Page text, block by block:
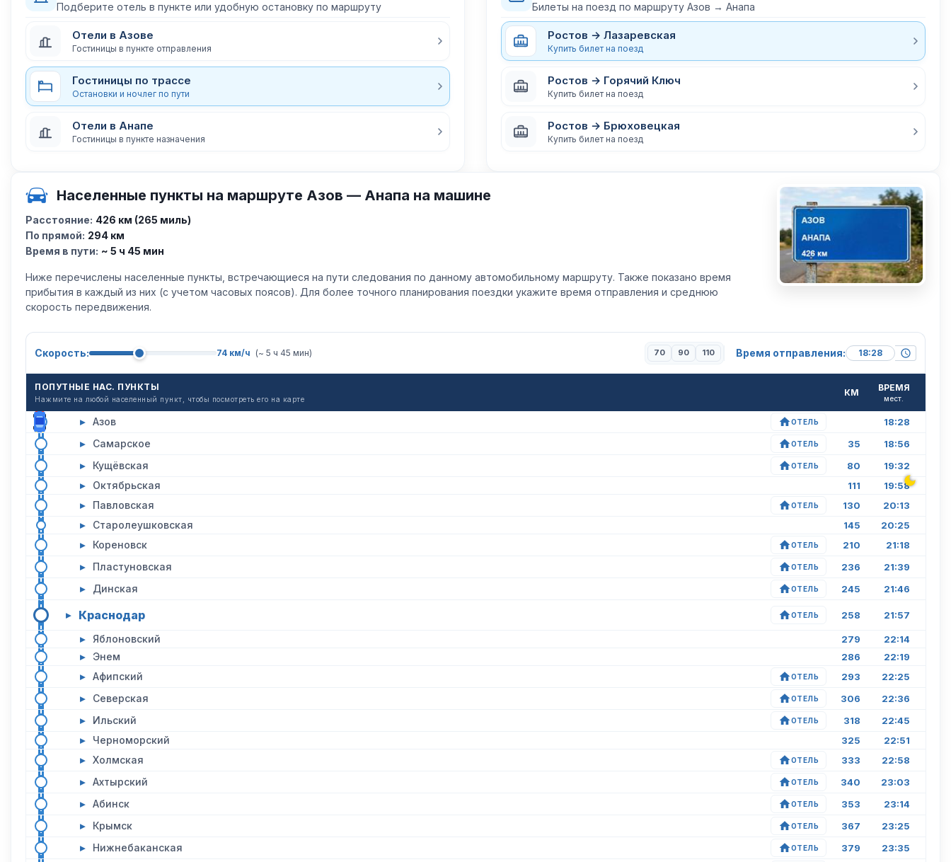
Подберите отель в пункте или удобную остановку по маршруту
Отели в Азове
Гостиницы в пункте отправления
Гостиницы по трассе
Остановки и ночлег по пути
Отели в Анапе
Гостиницы в пункте назначения
Билеты на поезд по маршруту Азов → Анапа
Ростов → Лазаревская
Купить билет на поезд
Ростов → Горячий Ключ
Купить билет на поезд
Ростов → Брюховецкая
Купить билет на поезд
Населенные пункты на маршруте Азов — Анапа на машине
Расстояние: 426 км (265 миль)
По прямой: 294 км
Время в пути: ~ 5 ч 45 мин
Ниже перечислены населенные пункты, встречающиеся на пути следования по данному автомобильному маршруту. Также показано время
прибытия в каждый из них (с учетом часовых поясов). Для более точного планирования поездки укажите время отправления и среднюю
скорость передвижения.
Скорость: 74 км/ч (~ 5 ч 45 мин) 70 90 110 Время отправления:
ПОПУТНЫЕ НАС. ПУНКТЫ
Нажмите на любой населенный пункт, чтобы посмотреть его на карте
КМ ВРЕМЯ
мест.
▸ Азов ОТЕЛЬ 18:28
▸ Самарское ОТЕЛЬ 35 18:56
▸ Кущёвская ОТЕЛЬ 80 19:32
▸ Октябрьская 111 19:58
▸ Павловская ОТЕЛЬ 130 20:13
▸ Старолеушковская 145 20:25
▸ Кореновск ОТЕЛЬ 210 21:18
▸ Пластуновская ОТЕЛЬ 236 21:39
▸ Динская ОТЕЛЬ 245 21:46
▸ Краснодар ОТЕЛЬ 258 21:57
▸ Яблоновский 279 22:14
▸ Энем 286 22:19
▸ Афипский ОТЕЛЬ 293 22:25
▸ Северская ОТЕЛЬ 306 22:36
▸ Ильский ОТЕЛЬ 318 22:45
▸ Черноморский 325 22:51
▸ Холмская ОТЕЛЬ 333 22:58
▸ Ахтырский ОТЕЛЬ 340 23:03
▸ Абинск ОТЕЛЬ 353 23:14
▸ Крымск ОТЕЛЬ 367 23:25
▸ Нижнебаканская ОТЕЛЬ 379 23:35